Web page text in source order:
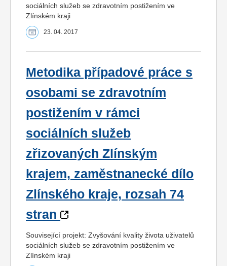
sociálních služeb se zdravotním postižením ve
Zlínském kraji
23. 04. 2017
Metodika případové práce s
osobami se zdravotním
postižením v rámci
sociálních služeb
zřizovaných Zlínským
krajem, zaměstnanecké dílo
Zlínského kraje, rozsah 74
stran
Související projekt: Zvyšování kvality života uživatelů
sociálních služeb se zdravotním postižením ve
Zlínském kraji